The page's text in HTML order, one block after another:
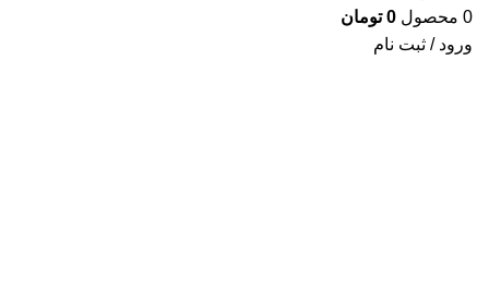
0 محصول 0 تومان
ورود / ثبت نام